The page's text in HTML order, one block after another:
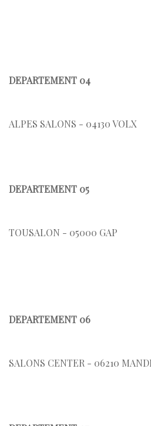
DEPARTEMENT 04
ALPES SALONS - 04130 VOLX
DEPARTEMENT 05
TOUSALON - 05000 GAP
DEPARTEMENT 06
SALONS CENTER - 06210